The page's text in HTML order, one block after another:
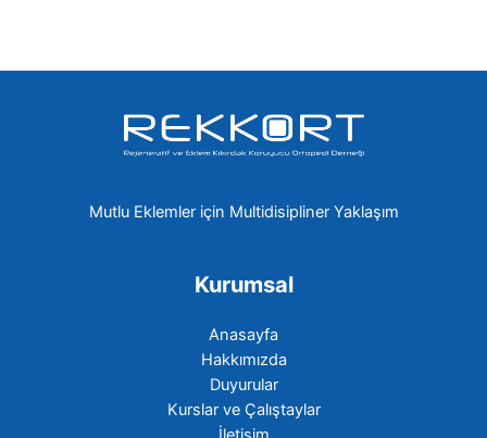
Mutlu Eklemler için Multidisipliner Yaklaşım
Kurumsal
Anasayfa
Hakkımızda
Duyurular
Kurslar ve Çalıştaylar